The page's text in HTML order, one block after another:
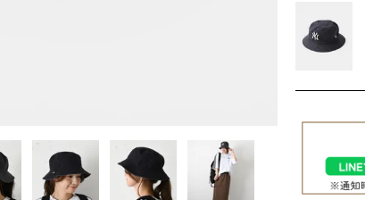
帽子
ソックス・その他雑貨